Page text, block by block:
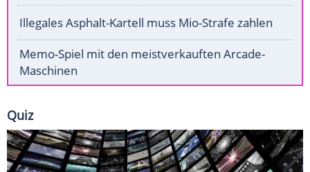
Illegales Asphalt-Kartell muss Mio-Strafe zahlen
Memo-Spiel mit den meistverkauften Arcade-
Maschinen
Quiz